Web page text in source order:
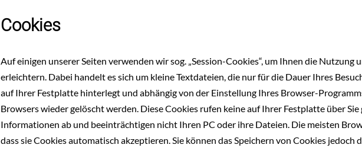
Cookies
Auf einigen unserer Seiten verwenden wir sog. „Session-Cookies“, um Ihnen die Nutzung
erleichtern. Dabei handelt es sich um kleine Textdateien, die nur für die Dauer Ihres
auf Ihrer Festplatte hinterlegt und abhängig von der Einstellung Ihres Browser-
Browsers wieder gelöscht werden. Diese Cookies rufen keine auf Ihrer Festplatte über Sie
Informationen ab und beeinträchtigen nicht Ihren PC oder ihre Dateien. Die meisten
dass sie Cookies automatisch akzeptieren. Sie können das Speichern von Cookies jedoch